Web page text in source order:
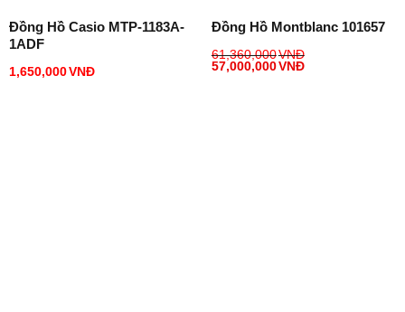
Đồng Hồ Casio MTP-1183A-
1ADF
1,650,000VNĐ
Đồng Hồ Montblanc 101657
61,360,000VNĐ
57,000,000VNĐ